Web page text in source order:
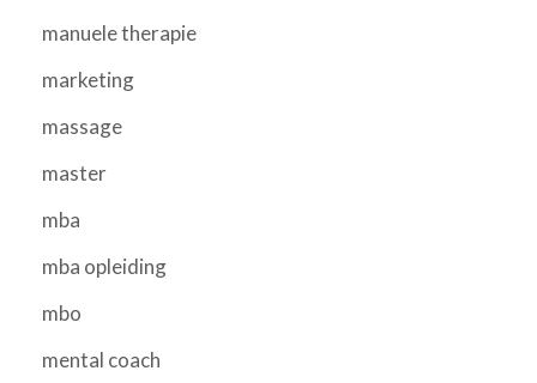
manuele therapie
marketing
massage
master
mba
mba opleiding
mbo
mental coach